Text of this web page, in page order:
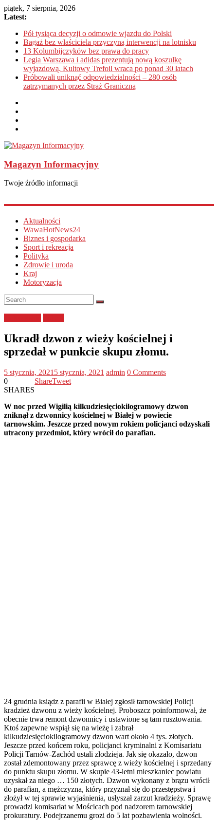
piątek, 7 sierpnia, 2026
Latest:
Pół tysiąca decyzji o odmowie wjazdu do Polski
Bagaż bez właściciela przyczyną interwencji na lotnisku
13 Kolumbijczyków bez prawa do pracy
Legia Warszawa i adidas prezentują nową koszulkę
wyjazdową. Kultowy Trefoil wraca po ponad 30 latach
Próbowali uniknąć odpowiedzialności – 280 osób
zatrzymanych przez Straż Graniczną
Magazyn Informacyjny
Twoje źródło informacji
Aktualności
WawaHotNews24
Biznes i gospodarka
Sport i rekreacja
Polityka
Zdrowie i uroda
Kraj
Motoryzacja
Ukradł dzwon z wieży kościelnej i
sprzedał w punkcie skupu złomu.
5 stycznia, 2021 5 stycznia, 2021 admin 0 Comments
0
SHARES
ShareTweet
W noc przed Wigilią kilkudziesięciokilogramowy dzwon
zniknął z dzwonnicy kościelnej w Białej w powiecie
tarnowskim. Jeszcze przed nowym rokiem policjanci odzyskali
utracony przedmiot, który wrócił do parafian.
24 grudnia ksiądz z parafii w Białej zgłosił tarnowskiej Policji
kradzież dzwonu z wieży kościelnej. Proboszcz poinformował, że
obecnie trwa remont dzwonnicy i ustawione są tam rusztowania.
Ktoś zapewne wspiął się na wieżę i zabrał
kilkudziesięciokilogramowy dzwon wart około 4 tys. złotych.
Jeszcze przed końcem roku, policjanci kryminalni z Komisariatu
Policji Tarnów-Zachód ustali złodzieja. Jak się okazało, dzwon
został zdemontowany przez sprawcę z wieży kościelnej i sprzedany
do punktu skupu złomu. W skupie 43-letni mieszkaniec powiatu
uzyskał za niego … 150 złotych. Dzwon wykonany z brązu wrócił
do parafian, a mężczyzna, który przyznał się do przestępstwa i
złożył w tej sprawie wyjaśnienia, usłyszał zarzut kradzieży. Sprawę
prowadzi komisariat w Mościcach pod nadzorem tarnowskiej
prokuratury. Podejrzanemu grozi do 5 lat pozbawienia wolności.